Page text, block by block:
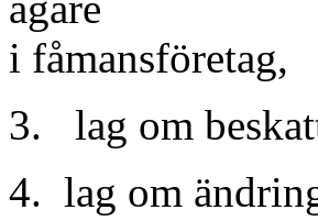
i fåmansföretag,
3. lag om
4. lag om